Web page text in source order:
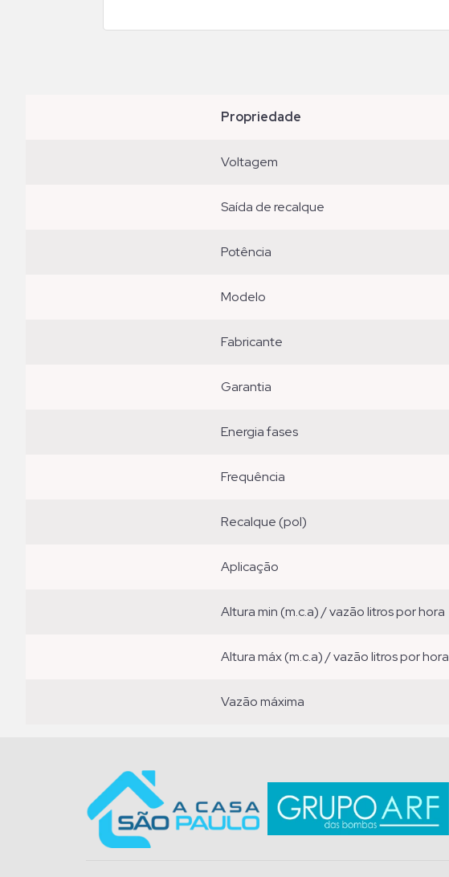
propriedade
voltagem
saída de recalque
potência
modelo
fabricante
garantia
energia fases
frequência
recalque (pol)
aplicação
altura min (m.c.a) / vazão litros por hora
altura máx (m.c.a) / vazão litros por hora
vazão máxima